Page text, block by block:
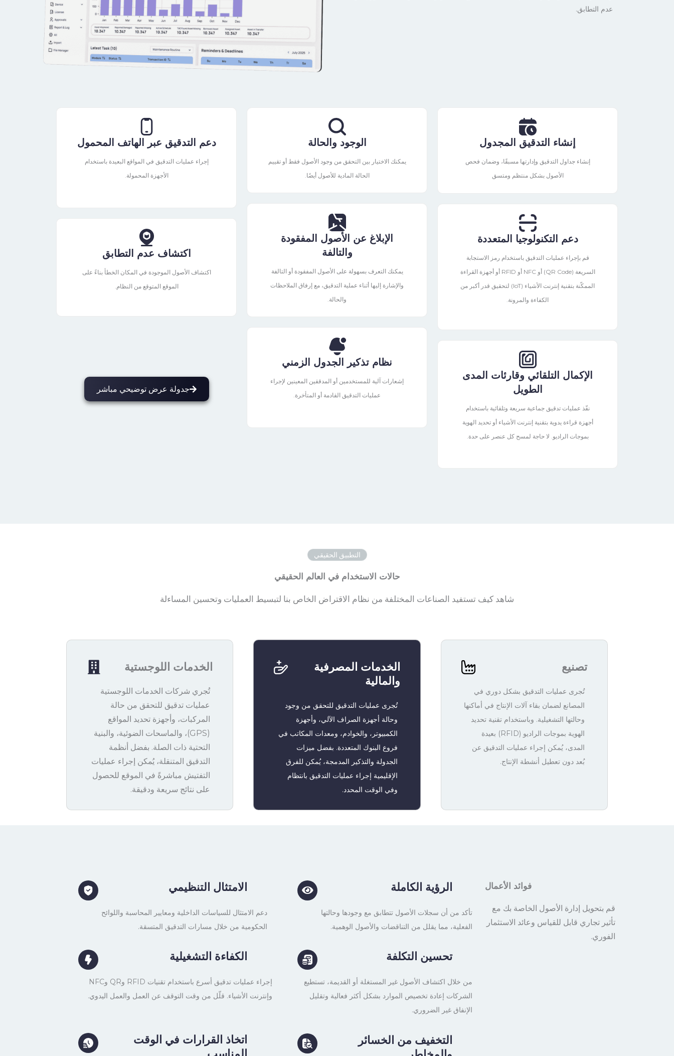
عدم التطابق.
إنشاء التدقيق المجدول
إنشاء جداول التدقيق وإدارتها مسبقًا، وضمان فحص
الأصول بشكل منتظم ومتسق
دعم التكنولوجيا المتعددة
قم بإجراء عمليات التدقيق باستخدام رمز الاستجابة
السريعة (QR Code) أو NFC أو RFID أو أجهزة القراءة
الممكّنة بتقنية إنترنت الأشياء (IoT) لتحقيق قدر أكبر من
الكفاءة والمرونة.
الإكمال التلقائي وقارئات المدى
الطويل
نفّذ عمليات تدقيق جماعية سريعة وتلقائية باستخدام
أجهزة قراءة يدوية بتقنية إنترنت الأشياء أو تحديد الهوية
بموجات الراديو. لا حاجة لمسح كل عنصر على حدة.
الوجود والحالة
يمكنك الاختيار بين التحقق من وجود الأصول فقط أو تقييم
الحالة المادية للأصول أيضًا.
الإبلاغ عن الأصول المفقودة
والتالفة
يمكنك التعرف بسهولة على الأصول المفقودة أو التالفة
والإشارة إليها أثناء عملية التدقيق، مع إرفاق الملاحظات
والحالة.
نظام تذكير الجدول الزمني
إشعارات آلية للمستخدمين أو المدققين المعينين لإجراء
عمليات التدقيق القادمة أو المتأخرة.
دعم التدقيق عبر الهاتف المحمول
إجراء عمليات التدقيق في المواقع البعيدة باستخدام
الأجهزة المحمولة.
اكتشاف عدم التطابق
اكتشاف الأصول الموجودة في المكان الخطأ بناءً على
الموقع المتوقع من النظام.
جدولة عرض توضيحي مباشر
التطبيق الحقيقي
حالات الاستخدام في العالم الحقيقي
شاهد كيف تستفيد الصناعات المختلفة من نظام الاقتراض الخاص بنا لتبسيط العمليات وتحسين المساءلة
تصنيع
تُجرى عمليات التدقيق بشكل دوري في
المصانع لضمان بقاء آلات الإنتاج في أماكنها
وحالتها التشغيلية. وباستخدام تقنية تحديد
الهوية بموجات الراديو (RFID) بعيدة
المدى، يُمكن إجراء عمليات التدقيق عن
بُعد دون تعطيل أنشطة الإنتاج.
الخدمات المصرفية
والمالية
تُجرى عمليات التدقيق للتحقق من وجود
وحالة أجهزة الصراف الآلي، وأجهزة
الكمبيوتر، والخوادم، ومعدات المكاتب في
فروع البنوك المتعددة. بفضل ميزات
الجدولة والتذكير المدمجة، يُمكن للفرق
الإقليمية إجراء عمليات التدقيق بانتظام
وفي الوقت المحدد.
الخدمات اللوجستية
تُجري شركات الخدمات اللوجستية
عمليات تدقيق للتحقق من حالة
المركبات، وأجهزة تحديد المواقع
(GPS)، والماسحات الضوئية، والبنية
التحتية ذات الصلة. بفضل أنظمة
التدقيق المتنقلة، يُمكن إجراء عمليات
التفتيش مباشرةً في الموقع للحصول
على نتائج سريعة ودقيقة.
فوائد الأعمال
قم بتحويل إدارة الأصول الخاصة بك مع
تأثير تجاري قابل للقياس وعائد الاستثمار
الفوري.
الرؤية الكاملة
تأكد من أن سجلات الأصول تتطابق مع وجودها وحالتها
الفعلية، مما يقلل من التناقضات والأصول الوهمية.
تحسين التكلفة
من خلال اكتشاف الأصول غير المستغلة أو القديمة، تستطيع
الشركات إعادة تخصيص الموارد بشكل أكثر فعالية وتقليل
الإنفاق غير الضروري.
التخفيف من الخسائر
الامتثال التنظيمي
دعم الامتثال للسياسات الداخلية ومعايير المحاسبة واللوائح
الحكومية من خلال مسارات التدقيق المتسقة.
الكفاءة التشغيلية
إجراء عمليات تدقيق أسرع باستخدام تقنيات RFID وQR وNFC
وإنترنت الأشياء. قلّل من وقت التوقف عن العمل والعمل اليدوي.
اتخاذ القرارات في الوقت